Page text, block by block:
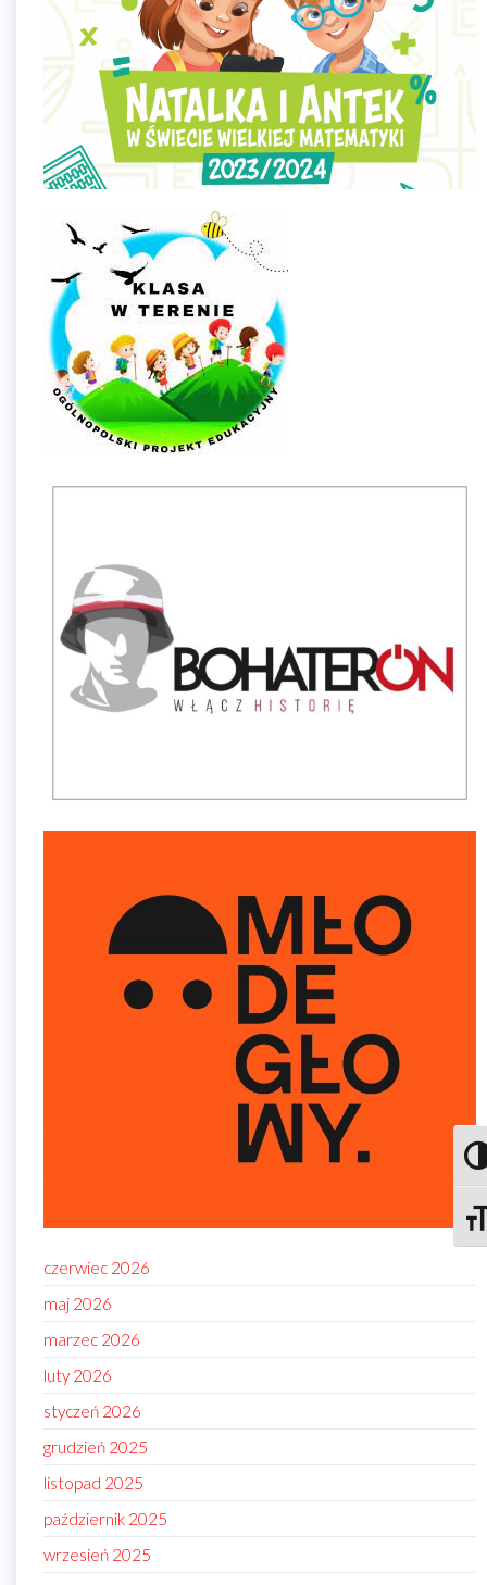
czerwiec 2026
maj 2026
marzec 2026
luty 2026
styczeń 2026
grudzień 2025
listopad 2025
październik 2025
wrzesień 2025